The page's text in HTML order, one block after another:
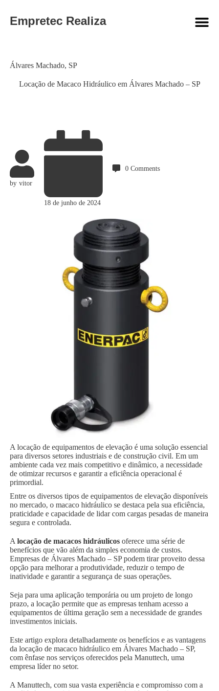
Empretec Realiza
Locação de Macaco Hidráulico em Álvares Machado – SP
Category
Álvares Machado, SP
by vitor
18 de junho de 2024
0 Comments
A locação de equipamentos de elevação é uma solução essencial
para diversos setores industriais e de construção civil. Em um
ambiente cada vez mais competitivo e dinâmico, a necessidade
de otimizar recursos e garantir a eficiência operacional é
primordial.
Entre os diversos tipos de equipamentos de elevação disponíveis
no mercado, o macaco hidráulico se destaca pela sua eficiência,
praticidade e capacidade de lidar com cargas pesadas de maneira
segura e controlada.
A locação de macacos hidráulicos oferece uma série de
benefícios que vão além da simples economia de custos.
Empresas de Álvares Machado – SP podem tirar proveito dessa
opção para melhorar a produtividade, reduzir o tempo de
inatividade e garantir a segurança de suas operações.
Seja para uma aplicação temporária ou um projeto de longo
prazo, a locação permite que as empresas tenham acesso a
equipamentos de última geração sem a necessidade de grandes
investimentos iniciais.
Este artigo explora detalhadamente os benefícios e as vantagens
da locação de macaco hidráulico em Álvares Machado – SP,
com ênfase nos serviços oferecidos pela Manuttech, uma
empresa líder no setor.
A Manuttech, com sua vasta experiência e compromisso com a